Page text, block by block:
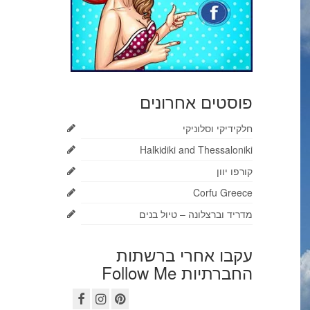
פוסטים אחרונים
חלקידיקי וסלוניקי
Halkidiki and Thessaloniki
קורפו יוון
Corfu Greece
מדריד וברצלונה – טיול בנים
עקבו אחרי ברשתות
החברתיות Follow Me